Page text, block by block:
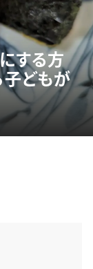
する方
子どもが